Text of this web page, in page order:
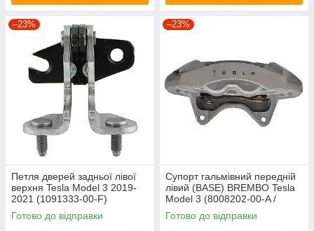
–23%
Петля дверей задньої лівої
верхня Tesla Model 3 2019-
2021 (1091333-00-F)
(Оригінал)
Готово до відправки
–23%
Супорт гальмівний передній
лівий (BASE) BREMBO Tesla
Model 3 (8008202-00-A /
1044621-00-E)
Готово до відправки